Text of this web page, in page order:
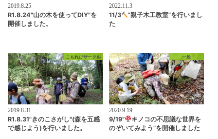
2019.8.25
R1.8.24"山の木を使ってDIY"を
開催しました。
2022.11.3
11/3
”親子木工教室”を行いまし
た
こもれびサークル
2019.8.31
R1.8.31"きのこさがし"(森を五感
で感じよう)を行いました。
一般
2020.9.19
9/19”
キノコの不思議な世界を
のぞいてみよう”を開催しました